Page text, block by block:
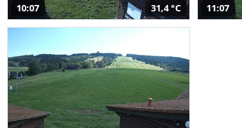
10:07 31,4 °C 11:07